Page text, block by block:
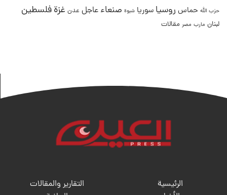
حزب الله حماس روسيا سوريا شبوة صنعاء عاجل عدن غزةفلسطين
لبنان مارب مصر مقالات
الرئيسية
التقارير والمقالات